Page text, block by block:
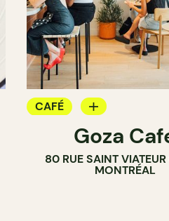
CAFÉ
COMPTOIRGoza
80 RUE SAINT VIATEUR
MONTRÉAL